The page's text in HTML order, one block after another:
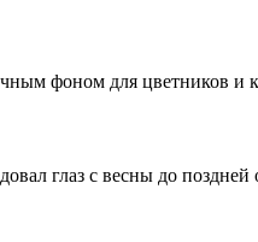
фоном для цветников и
глаз с весны до